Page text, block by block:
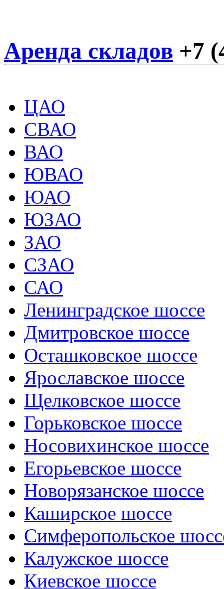
Аренда складов +7
ЦАО
СВАО
ВАО
ЮВАО
ЮАО
ЮЗАО
ЗАО
СЗАО
САО
Ленинградское шоссе
Дмитровское шоссе
Осташковское шоссе
Ярославское шоссе
Щелковское шоссе
Горьковское шоссе
Носовихинское шоссе
Егорьевское шоссе
Новорязанское шоссе
Каширское шоссе
Симферопольское
Калужское шоссе
Киевское шоссе